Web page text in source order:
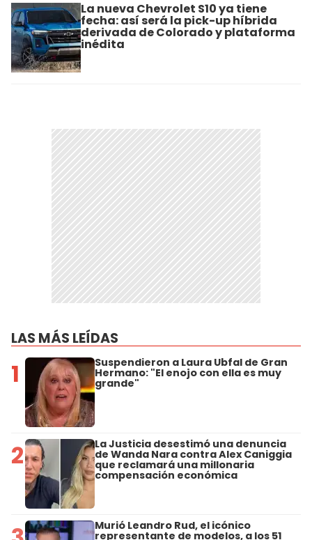
La nueva Chevrolet S10 ya tiene
fecha: así será la pick-up híbrida
derivada de Colorado y plataforma
inédita
LAS MÁS LEÍDAS
1 Suspendieron a Laura Ubfal de Gran
Hermano: "El enojo con ella es muy
grande"
2 La Justicia desestimó una denuncia
de Wanda Nara contra Alex Caniggia
que reclamará una millonaria
compensación económica
Murió Leandro Rud, el icónico
representante de modelos, a los 51